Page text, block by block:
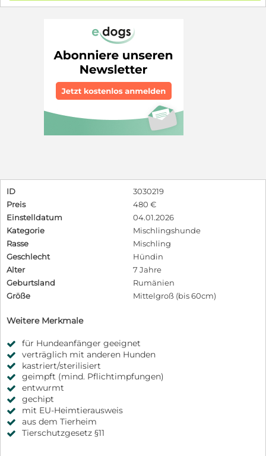
ID
3030219
Preis
480 €
Einstelldatum
04.01.2026
Kategorie
Mischlingshunde
Rasse
Mischling
Geschlecht
Hündin
Alter
7 Jahre
Geburtsland
Rumänien
Größe
Mittelgroß (bis 60cm)
Weitere Merkmale
für Hundeanfänger geeignet
verträglich mit anderen Hunden
kastriert/sterilisiert
geimpft (mind. Pflichtimpfungen)
entwurmt
gechipt
mit EU-Heimtierausweis
aus dem Tierheim
Tierschutzgesetz §11